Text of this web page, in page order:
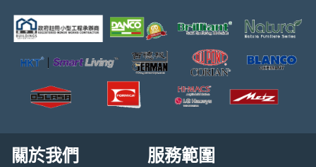
關於我們 服務範圍